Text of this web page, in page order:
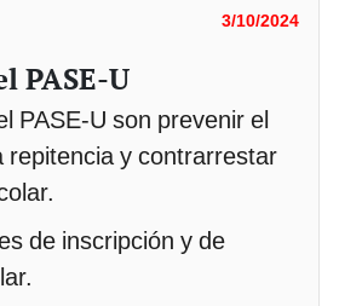
3/10/2024
PASE-U
PASE-U son prevenir el
repitencia y contrarrestar
de inscripción y de